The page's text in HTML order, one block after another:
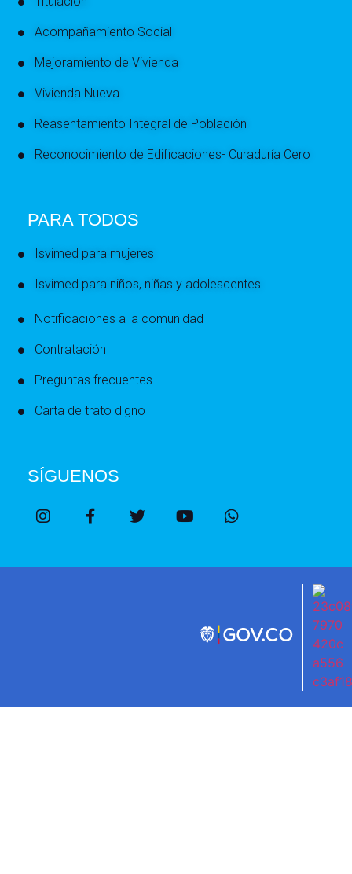
Acompañamiento Social
Mejoramiento de Vivienda
Vivienda Nueva
Reasentamiento Integral de Población
Reconocimiento de Edificaciones- Curaduría Cero
PARA TODOS
Isvimed para mujeres
Isvimed para niños, niñas y adolescentes
Notificaciones a la comunidad
Contratación
Preguntas frecuentes
Carta de trato digno
SÍGUENOS